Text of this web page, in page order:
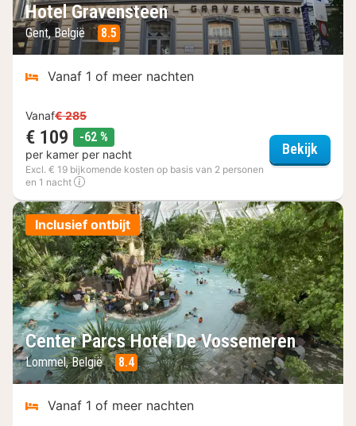
Hotel Gravensteen
Gent, België 8.5
Vanaf 1 of meer nachten
Vanaf€ 285
€ 109 -62 %
per kamer per nacht
Excl. € 19 bijkomende kosten op basis van 2 personen
en 1 nacht
Bekijk
Inclusief ontbijt
Center Parcs Hotel De Vossemeren
Lommel, België 8.4
Vanaf 1 of meer nachten